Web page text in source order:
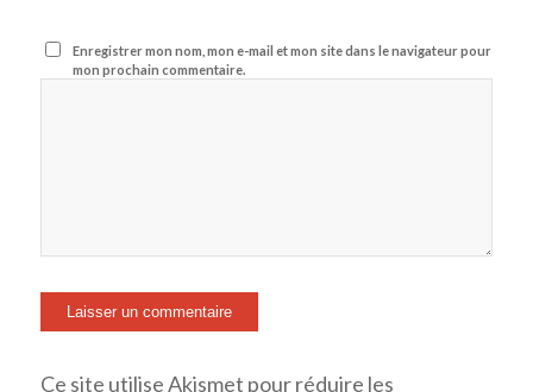
Enregistrer mon nom, mon e-mail et mon site dans le navigateur pour
mon prochain commentaire.
Ce site utilise Akismet pour réduire les